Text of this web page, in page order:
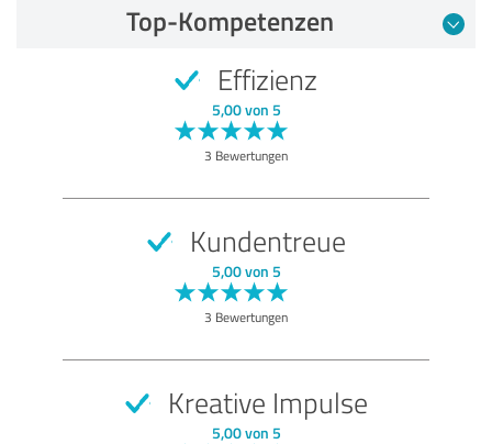
Empfehlung
Top-Kompetenzen
Effizienz
5,00 von 5
3 Bewertungen
Kundentreue
5,00 von 5
3 Bewertungen
Kreative Impulse
5,00 von 5